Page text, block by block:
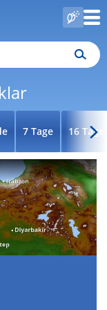
7 Tage 16 Tage